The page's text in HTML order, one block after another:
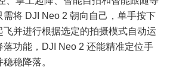
需将 DJI Neo 2 朝向自己，单手按下
飞并进行根据选定的拍摄模式自动运
功能，DJI Neo 2 还能精准定位手
稳降落。